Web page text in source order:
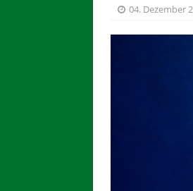
04. Dezember